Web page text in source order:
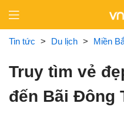
content
Tin tức > Du lịch > Miền
Truy tìm vẻ
đến Bãi Đông